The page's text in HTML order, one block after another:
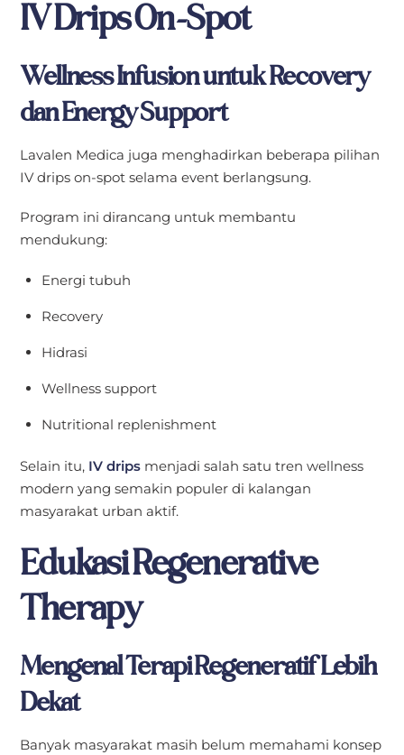
IV Drips On-Spot
Wellness Infusion untuk Recovery
dan Energy Support
Lavalen Medica juga menghadirkan beberapa pilihan
IV drips on-spot selama event berlangsung.
Program ini dirancang untuk membantu
mendukung:
Energi tubuh
Recovery
Hidrasi
Wellness support
Nutritional replenishment
Selain itu, IV drips menjadi salah satu tren wellness
modern yang semakin populer di kalangan
masyarakat urban aktif.
Edukasi Regenerative
Therapy
Mengenal Terapi Regeneratif Lebih
Dekat
Banyak masyarakat masih belum memahami konsep